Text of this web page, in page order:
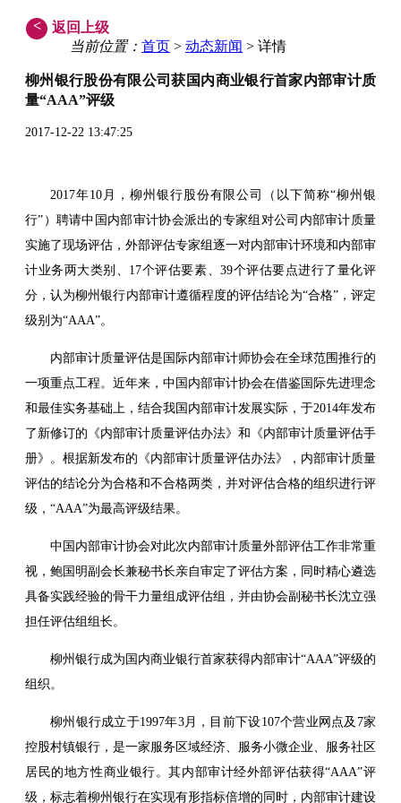
<
返回上级
当前位置： 首页 > 动态新闻 > 详情
柳州银行股份有限公司获国内商业银行首家内部审计质
量“AAA”评级
2017-12-22 13:47:25
2017年10月，柳州银行股份有限公司（以下简称“柳州银
行”）聘请中国内部审计协会派出的专家组对公司内部审计质量
实施了现场评估，外部评估专家组逐一对内部审计环境和内部审
计业务两大类别、17个评估要素、39个评估要点进行了量化评
分，认为柳州银行内部审计遵循程度的评估结论为“合格”，评定
级别为“AAA”。
内部审计质量评估是国际内部审计师协会在全球范围推行的
一项重点工程。近年来，中国内部审计协会在借鉴国际先进理念
和最佳实务基础上，结合我国内部审计发展实际，于2014年发布
了新修订的《内部审计质量评估办法》和《内部审计质量评估手
册》。根据新发布的《内部审计质量评估办法》，内部审计质量
评估的结论分为合格和不合格两类，并对评估合格的组织进行评
级，“AAA”为最高评级结果。
中国内部审计协会对此次内部审计质量外部评估工作非常重
视，鲍国明副会长兼秘书长亲自审定了评估方案，同时精心遴选
具备实践经验的骨干力量组成评估组，并由协会副秘书长沈立强
担任评估组组长。
柳州银行成为国内商业银行首家获得内部审计“AAA”评级的
组织。
柳州银行成立于1997年3月，目前下设107个营业网点及7家
控股村镇银行，是一家服务区域经济、服务小微企业、服务社区
居民的地方性商业银行。其内部审计经外部评估获得“AAA”评
级，标志着柳州银行在实现有形指标倍增的同时，内部审计建设